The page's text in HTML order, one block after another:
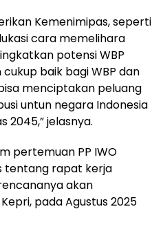
Kemenimipas, seperti
cara memelihara
potensi WBP
baik bagi WBP dan
menciptakan peluang
untun negara Indonesia
2045,” jelasnya.
pertemuan PP IWO
tentang rapat kerja
akan
pada Agustus 2025